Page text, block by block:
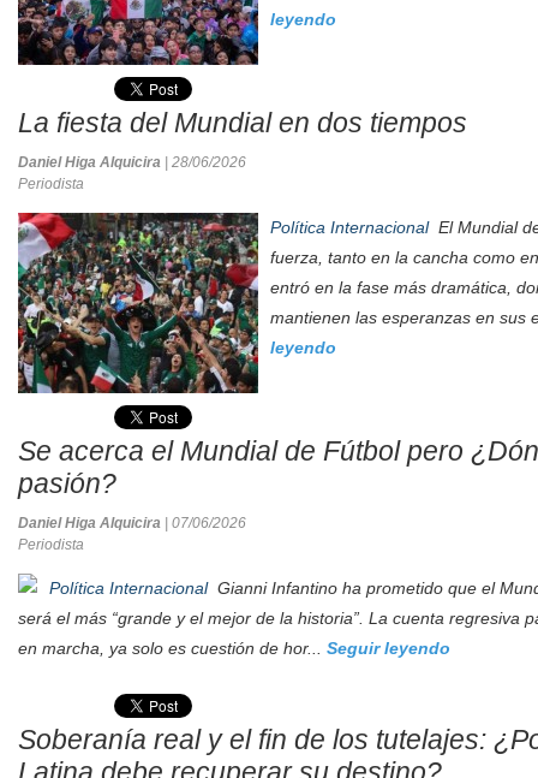
leyendo
La fiesta del Mundial en dos tiempos
Daniel Higa Alquicira
| 28/06/2026
Periodista
Política InternacionalEl Mundial
fuerza, tanto en la cancha como
entró en la fase más dramática,
mantienen las esperanzas en sus
leyendo
Se acerca el Mundial de Fútbol pero
pasión?
Daniel Higa Alquicira
| 07/06/2026
Periodista
Política InternacionalGianni Infantino ha prometido que el
será el más “grande y el mejor de la historia”. La cuenta regresiva
en marcha, ya solo es cuestión de hor... Seguir leyendo
Soberanía real y el fin de los tutelajes: